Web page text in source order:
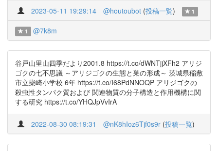
2023-05-11 19:29:14 @houtoubot (投稿一覧) 1
1 @7k8m
谷戸山里山四季だより2001.8 https://t.co/dWNTjjXFh2 アリジ
ゴクの七不思議 ～アリジゴクの生態と巣の形成～ 茨城県稲敷
市立柴崎小学校 6年 https://t.co/I68PdNNOQP アリジゴクの
殺虫性タンパク質および 関連物質の分子構造と作用機構に関
する研究 https://t.co/YHQJpVvIrA
2022-08-30 08:19:31 @nK8hIoz6Tjf0s9r (投稿一覧)